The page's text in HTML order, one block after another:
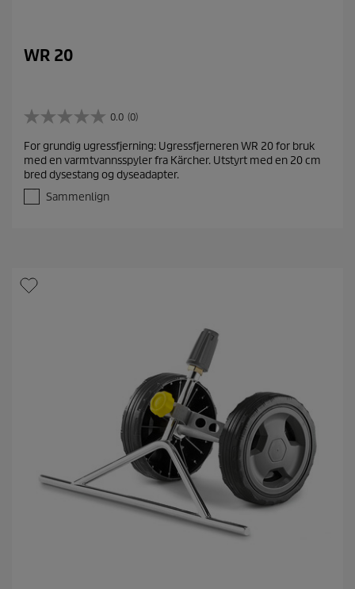
WR 20
0.0 (0)
0
0
a
v
s
n
e
For grundig ugressfjerning: Ugressfjerneren WR 20 for bruk
med en varmtvannsspyler fra Kärcher. Utstyrt med en 20 cm
bred dysestang og dyseadapter.
Sammenlign